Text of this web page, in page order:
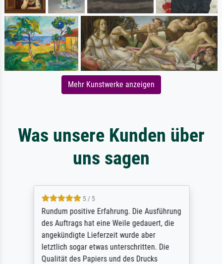
Mehr Kunstwerke anzeigen
Was unsere Kunden über
uns sagen
5 / 5
Rundum positive Erfahrung. Die Ausführung
des Auftrags hat eine Weile gedauert, die
angekündigte Lieferzeit wurde aber
letztlich sogar etwas unterschritten. Die
Qualität des Papiers und des Drucks